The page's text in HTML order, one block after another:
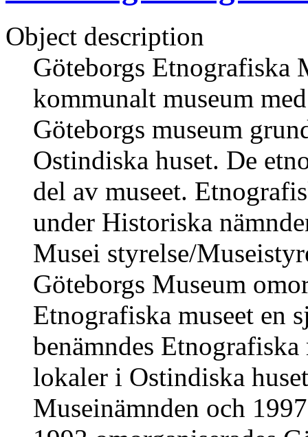
Object description
Göteborgs Etnografiska
kommunalt museum
Göteborgs museum
Ostindiska huset. De
del av museet.
under Historiska
Musei styrelse/
Göteborgs Museum
Etnografiska museet en
benämndes
lokaler i Ostindiska
Museinämnden och